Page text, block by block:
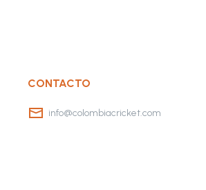
CONTACTO
info@colombiacricket.com